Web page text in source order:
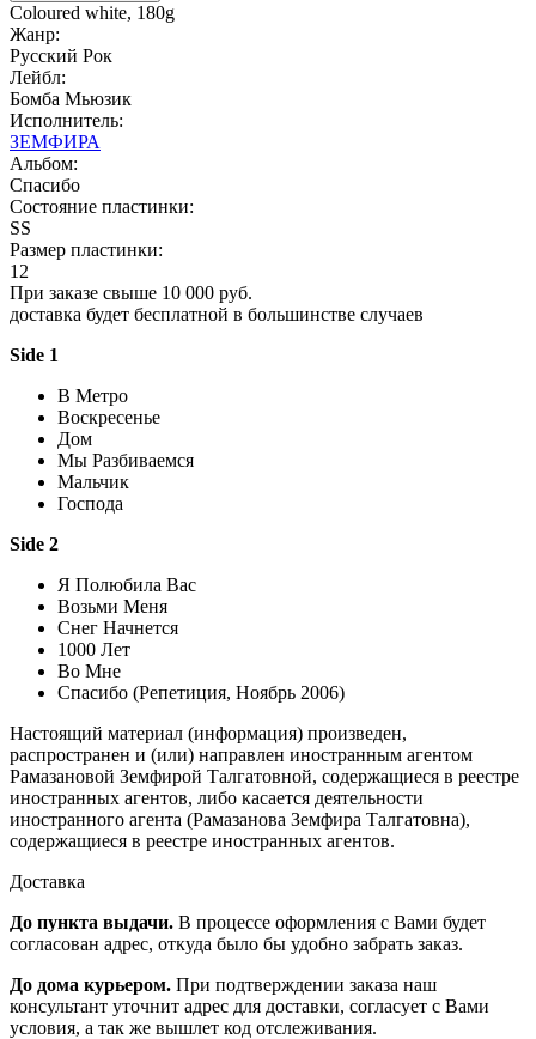
Coloured white, 180g
Жанр:
Русский Рок
Лейбл:
Бомба Мьюзик
Исполнитель:
ЗЕМФИРА
Альбом:
Спасибо
Состояние пластинки:
SS
Размер пластинки:
12
При заказе свыше 10 000 руб.
доставка будет бесплатной в большинстве случаев
Side 1
В Метро
Воскресенье
Дом
Мы Разбиваемся
Мальчик
Господа
Side 2
Я Полюбила Вас
Возьми Меня
Снег Начнется
1000 Лет
Во Мне
Спасибо (Репетиция, Ноябрь 2006)
Настоящий материал (информация) произведен,
распространен и (или) направлен иностранным агентом
Рамазановой Земфирой Талгатовной, содержащиеся в реестре
иностранных агентов, либо касается деятельности
иностранного агента (Рамазанова Земфира Талгатовна),
содержащиеся в реестре иностранных агентов.
Доставка
До пункта выдачи. В процессе оформления с Вами будет
согласован адрес, откуда было бы удобно забрать заказ.
До дома курьером. При подтверждении заказа наш
консультант уточнит адрес для доставки, согласует с Вами
условия, а так же вышлет код отслеживания.